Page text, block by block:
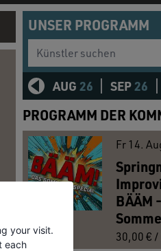
UNSER PROGRAMM
Künstler suchen
AUG26 SEP26
PROGRAMM DER
Fr 14.
BÄÄM
30,00 €
your visit.
each